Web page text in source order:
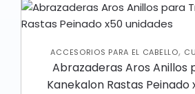
ACCESORIOS PARA EL CABELLO,
Abrazaderas Aros Anillos
Kanekalon Rastas Peinado